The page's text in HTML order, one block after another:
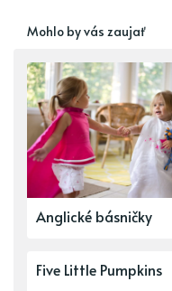
Mohlo by vás zaujať
Anglické básničky
Five Little Pumpkins